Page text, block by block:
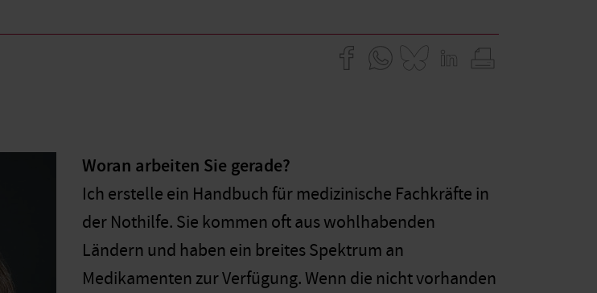
Woran arbeiten Sie gerade?
Ich erstelle ein Handbuch für medizinische Fachkräfte in
der Nothilfe. Sie kommen oft aus wohlhabenden
Ländern und haben ein breites Spektrum an
Medikamenten zur Verfügung. Wenn die nicht vorhanden